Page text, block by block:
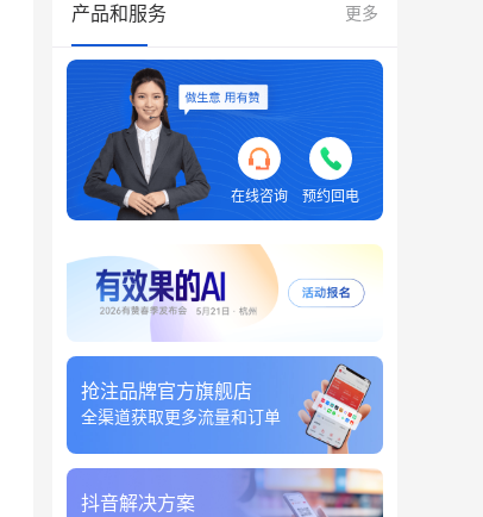
产品和服务 更多
在线咨询 预约回电
抢注品牌官方旗舰店
全渠道获取更多流量和订单
抖音解决方案